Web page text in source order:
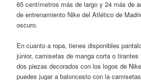
65 centímetros más de largo y 24 más de
de entrenamiento Nike del Atlético de
oscuro.
En cuanto a ropa, tienes disponibles
júnior, camisetas de manga corta o
dos piezas decorados con los logos de
puedes jugar a baloncesto con la